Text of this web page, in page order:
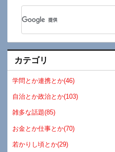
カテゴリ
学問とか連携とか(46)
自治とか政治とか(103)
雑多な話題(85)
お金とか仕事とか(70)
若かりし頃とか(29)